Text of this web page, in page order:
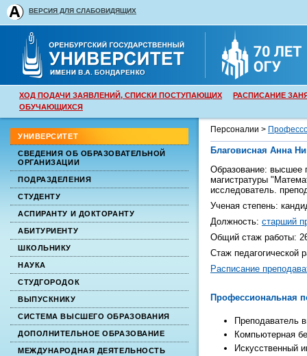
ВЕРСИЯ ДЛЯ СЛАБОВИДЯЩИХ
ХОД ПОДАЧИ ЗАЯВЛЕНИЙ, СПИСКИ ПОСТУПАЮЩИХ
РАСПИСАНИЕ
ОБУЧАЮЩИХСЯ
УНИВЕРСИТЕТ
СВЕДЕНИЯ ОБ ОБРАЗОВАТЕЛЬНОЙ
ОРГАНИЗАЦИИ
ПОДРАЗДЕЛЕНИЯ
СТУДЕНТУ
АСПИРАНТУ И ДОКТОРАНТУ
АБИТУРИЕНТУ
ШКОЛЬНИКУ
НАУКА
СТУДГОРОДОК
ВЫПУСКНИКУ
СИСТЕМА ВЫСШЕГО ОБРАЗОВАНИЯ
ДОПОЛНИТЕЛЬНОЕ ОБРАЗОВАНИЕ
МЕЖДУНАРОДНАЯ ДЕЯТЕЛЬНОСТЬ
Персоналии >
Благовисная Анна
Образование: высшее
магистратуры "
исследователь.
Ученая степень:
Должность: старший
Общий стаж работы:
Стаж педагогической
Расписание
Профессиональная
Преподаватель
Компьютерная
Искусственный